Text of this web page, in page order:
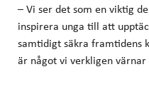
– Vi ser det som en viktig
inspirera unga till att
samtidigt säkra framtidens
är något vi verkligen